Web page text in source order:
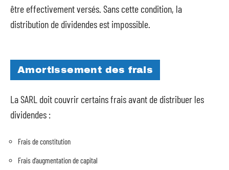
être effectivement versés. Sans cette condition, la
distribution de dividendes est impossible.
Amortissement des frais
La SARL doit couvrir certains frais avant de distribuer les
dividendes :
Frais de constitution
Frais d’augmentation de capital